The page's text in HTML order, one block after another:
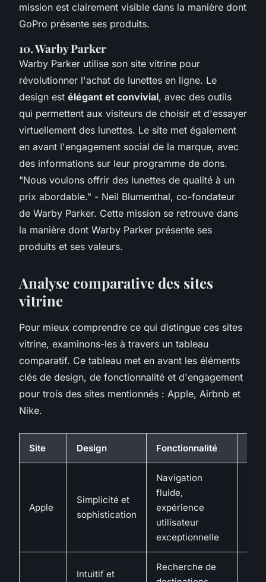
mission est clairement visible dans la manière dont
GoPro présente ses produits.
10. Warby Parker
Warby Parker utilise son site vitrine pour
révolutionner l'achat de lunettes en ligne. Le
design est élégant et convivial, avec des outils
qui permettent aux visiteurs de choisir et d'essayer
virtuellement des lunettes. Le site met également
en avant l'engagement social de la marque, avec
des informations sur leur programme de dons.
"Nous voulons offrir des lunettes de qualité à un
prix abordable." - Neil Blumenthal, co-fondateur
de Warby Parker. Cette mission se retrouve dans
la manière dont Warby Parker présente ses
produits et ses valeurs.
Analyse comparative des sites
vitrine
Pour mieux comprendre ce qui distingue ces sites
vitrine, examinons-les à travers un tableau
comparatif. Ce tableau met en avant les éléments
clés de design, de fonctionnalité et d'engagement
pour trois des sites mentionnés : Apple, Airbnb et
Nike.
Site Design Fonctionnalité
Apple
Simplicité et
sophistication
Navigation
fluide,
expérience
utilisateur
exceptionnelle
Intuitif et
Recherche de